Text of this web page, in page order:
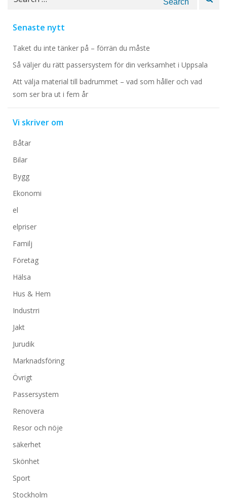
Senaste nytt
Taket du inte tänker på – förrän du måste
Så väljer du rätt passersystem för din verksamhet i Uppsala
Att välja material till badrummet – vad som håller och vad
som ser bra ut i fem år
Vi skriver om
Båtar
Bilar
Bygg
Ekonomi
el
elpriser
Familj
Företag
Hälsa
Hus & Hem
Industrri
Jakt
Jurudik
Marknadsföring
Övrigt
Passersystem
Renovera
Resor och nöje
säkerhet
Skönhet
Sport
Stockholm